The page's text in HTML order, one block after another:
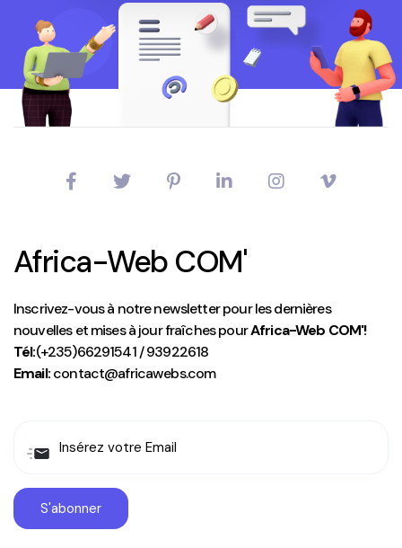
Africa-Web COM'
Inscrivez-vous à notre newsletter pour les dernières
nouvelles et mises à jour fraîches pourAfrica-Web COM'!
Tél:(+235)66291541 / 93922618
Email:contact@africawebs.com